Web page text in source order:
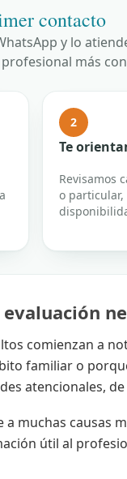
contacto
y lo
más
2
Te
Revisamos
o particular,
comienzan a
familiar o
atencionales,
muchas causas
útil al